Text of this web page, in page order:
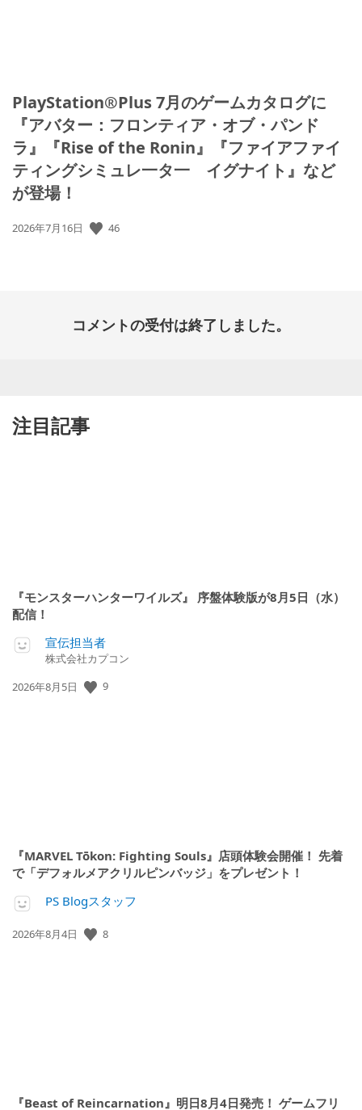
PlayStation®Plus 7月のゲームカタログに
『アバター：フロンティア・オブ・パンド
ラ』『Rise of the Ronin』『ファイアファイ
ティングシミュレ一タ一 イグナイト』など
が登場！
公
2026年7月16日 46
コメントの受付は終了しました。
注目記事
『モンスターハンターワイルズ』 序盤体験版が8月5日（水）
配信！
宣伝担当者
株式会社カプコン
公
2026年8月5日 9
『MARVEL Tōkon: Fighting Souls』店頭体験会開催！ 先着
で「デフォルメアクリルピンバッジ」をプレゼント！
PS Blogスタッフ
公
2026年8月4日 8
『Beast of Reincarnation』明日8月4日発売！ ゲームフリ